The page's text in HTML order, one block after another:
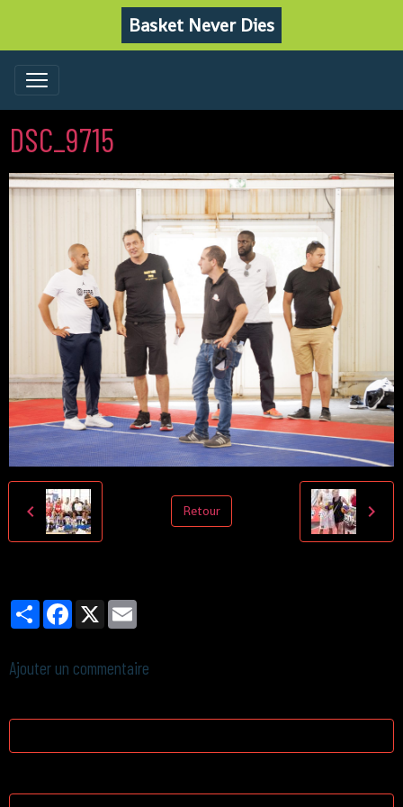
Basket Never Dies
DSC_9715
Retour
PartagerFacebook
X
Ajouter un commentaire